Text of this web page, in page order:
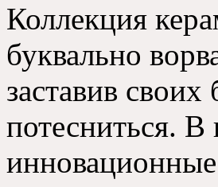
Коллекция
буквально
заставив
потесниться.